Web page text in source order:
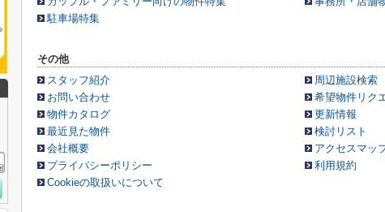
駐車場特集
その他
スタッフ紹介
周辺施設検索
お問い合わせ
希望物件リク
物件カタログ
更新情報
最近見た物件
検討リスト
会社概要
アクセスマッ
プライバシーポリシー
利用規約
Cookieの取扱いについて